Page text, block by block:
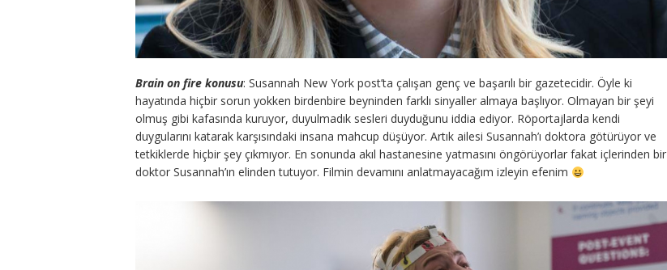
Brain on fire konusu: Susannah New York post’ta çalışan genç ve başarılı bir gazetecidir. Öyle ki
hayatında hiçbir sorun yokken birdenbire beyninden farklı sinyaller almaya başlıyor. Olmayan bir şeyi
olmuş gibi kafasında kuruyor, duyulmadık sesleri duyduğunu iddia ediyor. Röportajlarda kendi
duygularını katarak karşısındaki insana mahcup düşüyor. Artık ailesi Susannah’ı doktora götürüyor ve
tetkiklerde hiçbir şey çıkmıyor. En sonunda akıl hastanesine yatmasını öngörüyorlar fakat içlerinden bir
doktor Susannah’ın elinden tutuyor. Filmin devamını anlatmayacağım izleyin efenim